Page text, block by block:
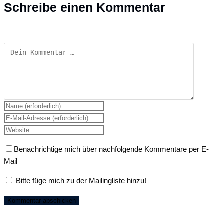
Schreibe einen Kommentar
Gib
deinen
Namen
Benutzernamen
zum
Kommentieren
Gib
deine
Mail-
Adresse
zum
ein
Gib
Website-
URL
ein
Benachrichtige mich über nachfolgende Kommentare per E-
Mail
Bitte füge mich zu der Mailingliste hinzu!